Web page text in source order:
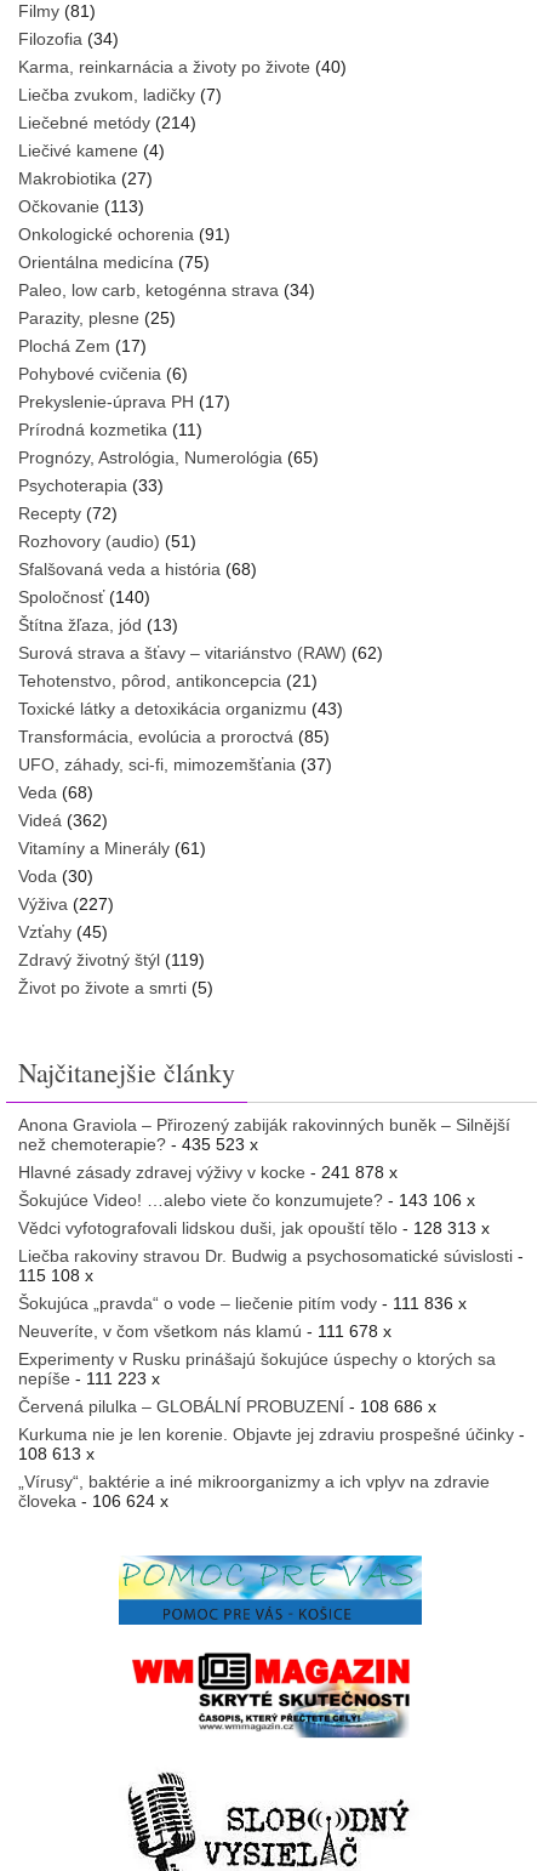
Filmy (81)
Filozofia (34)
Karma, reinkarnácia a životy po živote (40)
Liečba zvukom, ladičky (7)
Liečebné metódy (214)
Liečivé kamene (4)
Makrobiotika (27)
Očkovanie (113)
Onkologické ochorenia (91)
Orientálna medicína (75)
Paleo, low carb, ketogénna strava (34)
Parazity, plesne (25)
Plochá Zem (17)
Pohybové cvičenia (6)
Prekyslenie-úprava PH (17)
Prírodná kozmetika (11)
Prognózy, Astrológia, Numerológia (65)
Psychoterapia (33)
Recepty (72)
Rozhovory (audio) (51)
Sfalšovaná veda a história (68)
Spoločnosť(140)
Štítna žľaza, jód (13)
Surová strava a šťavy – vitariánstvo (RAW) (62)
Tehotenstvo, pôrod, antikoncepcia (21)
Toxické látky a detoxikácia organizmu (43)
Transformácia, evolúcia a proroctvá (85)
UFO, záhady, sci-fi, mimozemšťania (37)
Veda (68)
Videá (362)
Vitamíny a Minerály (61)
Voda (30)
Výživa (227)
Vzťahy (45)
Zdravý životný štýl (119)
Život po živote a smrti (5)
Najčitanejšie články
Anona Graviola – Přirozený zabiják rakovinných buněk – Silnější
než chemoterapie? - 435 523 x
Hlavné zásady zdravej výživy v kocke - 241 878 x
Šokujúce Video! …alebo viete čo konzumujete? - 143 106 x
Vědci vyfotografovali lidskou duši, jak opouští tělo - 128 313 x
Liečba rakoviny stravou Dr. Budwig a psychosomatické súvislosti -
115 108 x
Šokujúca „pravda“ o vode – liečenie pitím vody - 111 836 x
Neuveríte, v čom všetkom nás klamú - 111 678 x
Experimenty v Rusku prinášajú šokujúce úspechy o ktorých sa
nepíše - 111 223 x
Červená pilulka – GLOBÁLNÍ PROBUZENÍ - 108 686 x
Kurkuma nie je len korenie. Objavte jej zdraviu prospešné účinky -
108 613 x
„Vírusy“, baktérie a iné mikroorganizmy a ich vplyv na zdravie
človeka - 106 624 x